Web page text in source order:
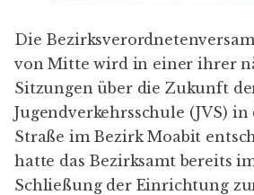
Die
von Mitte wird in einer ihrer
Sitzungen über die Zukunft
Jugendverkehrsschule (JVS)
Straße im Bezirk Moabit
hatte das Bezirksamt bereits
Schließung der Einrichtung